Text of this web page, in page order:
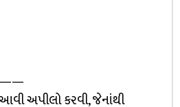
અપીલો કરવી, જેનાંથી